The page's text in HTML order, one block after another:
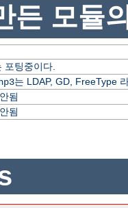
든 모듈
포팅중이다.
는 LDAP, GD, FreeType
됨
됨